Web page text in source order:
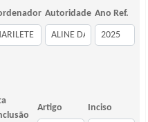
Autoridade Ano Ref.
Artigo Inciso